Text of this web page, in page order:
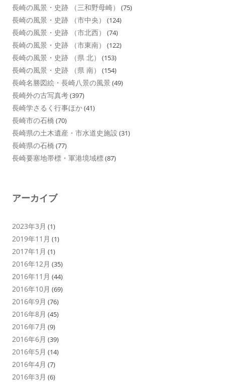
長崎の風景・史跡 （三和野母崎） (75)
長崎の風景・史跡 （市中央） (124)
長崎の風景・史跡 （市北西） (74)
長崎の風景・史跡 （市東南） (122)
長崎の風景・史跡 （県 北） (153)
長崎の風景・史跡 （県 南） (154)
長崎名勝図絵・長崎八景の風景 (49)
長崎外の古写真考(397)
長崎学さるく行事ほか(41)
長崎市の石橋 (70)
長崎県の土木遺産・市水道史施設 (31)
長崎県の石橋 (77)
長崎要塞地帯標・軍港境域標(87)
アーカイブ
2023年3月 (1)
2019年11月 (1)
2017年1月 (1)
2016年12月 (35)
2016年11月 (44)
2016年10月 (69)
2016年9月 (76)
2016年8月 (45)
2016年7月 (9)
2016年6月 (39)
2016年5月 (14)
2016年4月 (7)
2016年3月 (6)